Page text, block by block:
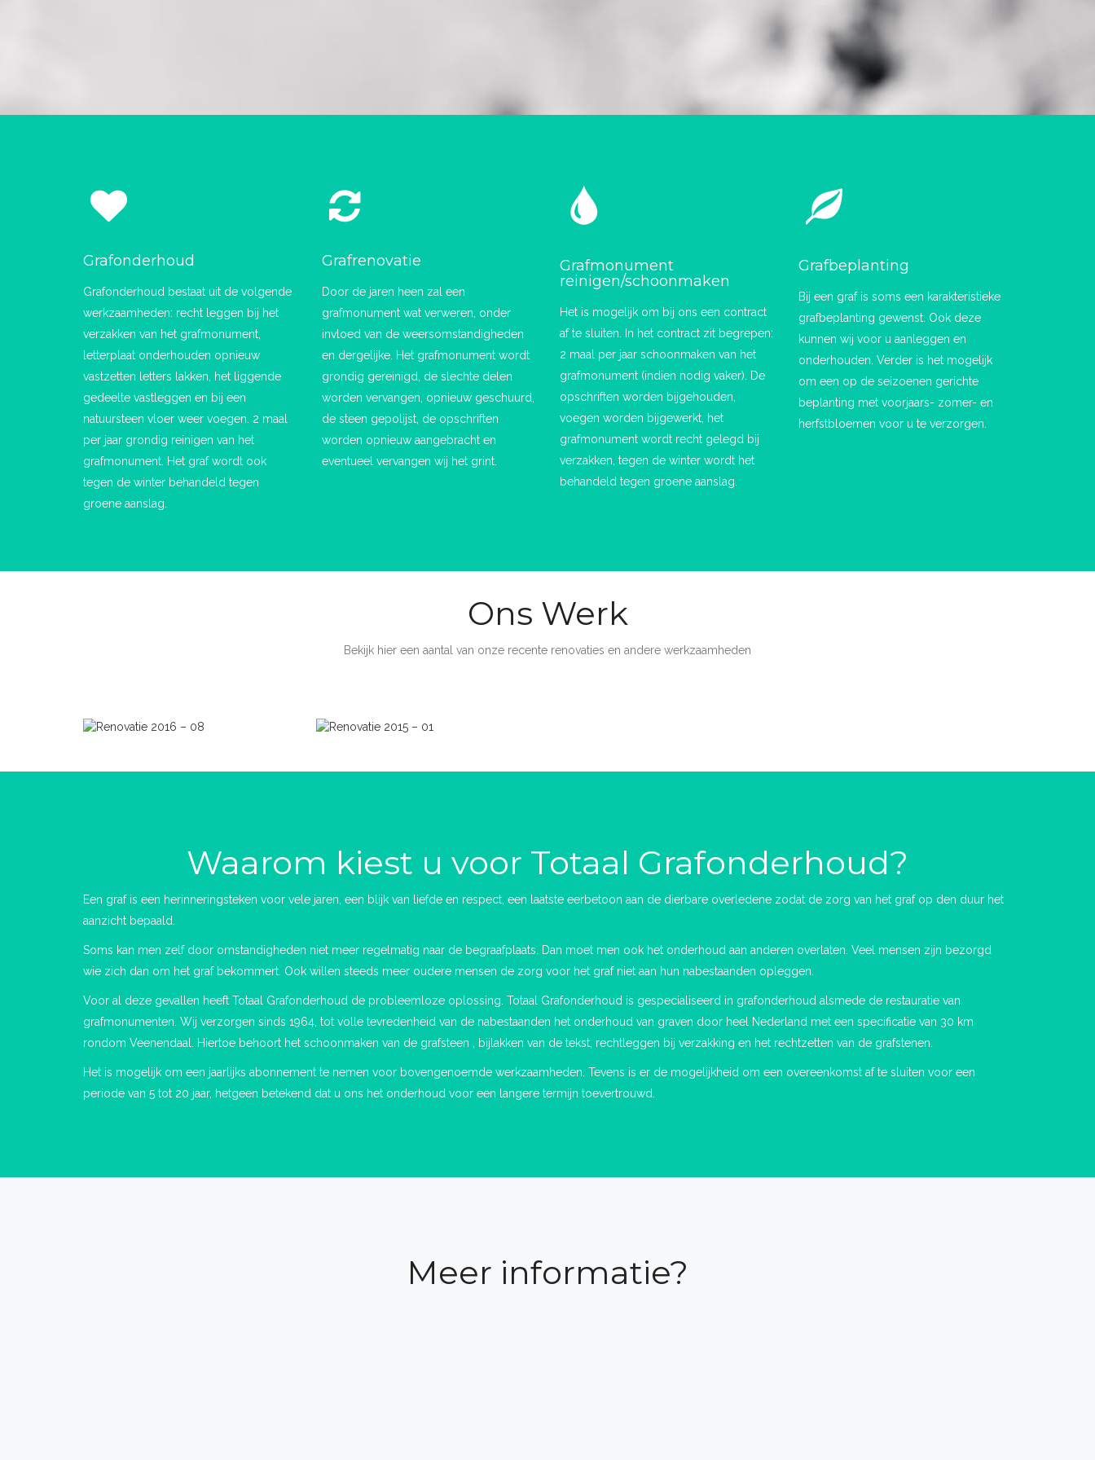
Grafonderhoud
Grafonderhoud bestaat uit de volgende
werkzaamheden: recht leggen bij het
verzakken van het grafmonument,
letterplaat onderhouden opnieuw
vastzetten letters lakken, het liggende
gedeelte vastleggen en bij een
natuursteen vloer weer voegen. 2 maal
per jaar grondig reinigen van het
grafmonument. Het graf wordt ook
tegen de winter behandeld tegen
groene aanslag.
Grafrenovatie
Door de jaren heen zal een
grafmonument wat verweren, onder
invloed van de weersomstandigheden
en dergelijke. Het grafmonument wordt
grondig gereinigd, de slechte delen
worden vervangen, opnieuw geschuurd,
de steen gepolijst, de opschriften
worden opnieuw aangebracht en
eventueel vervangen wij het grint.
Grafmonument
reinigen/schoonmaken
Het is mogelijk om bij ons een contract
af te sluiten. In het contract zit begrepen:
2 maal per jaar schoonmaken van het
grafmonument (indien nodig vaker). De
opschriften worden bijgehouden,
voegen worden bijgewerkt, het
grafmonument wordt recht gelegd bij
verzakken, tegen de winter wordt het
behandeld tegen groene aanslag.
Grafbeplanting
Bij een graf is soms een karakteristieke
grafbeplanting gewenst. Ook deze
kunnen wij voor u aanleggen en
onderhouden. Verder is het mogelijk
om een op de seizoenen gerichte
beplanting met voorjaars- zomer- en
herfstbloemen voor u te verzorgen.
Ons Werk
Bekijk hier een aantal van onze recente renovaties en andere werkzaamheden
Waarom kiest u voor Totaal Grafonderhoud?
Een graf is een herinneringsteken voor vele jaren, een blijk van liefde en respect, een laatste eerbetoon aan de dierbare overledene zodat de zorg van het graf op den duur het
aanzicht bepaald.
Soms kan men zelf door omstandigheden niet meer regelmatig naar de begraafplaats. Dan moet men ook het onderhoud aan anderen overlaten. Veel mensen zijn bezorgd
wie zich dan om het graf bekommert. Ook willen steeds meer oudere mensen de zorg voor het graf niet aan hun nabestaanden opleggen.
Voor al deze gevallen heeft Totaal Grafonderhoud de probleemloze oplossing. Totaal Grafonderhoud is gespecialiseerd in grafonderhoud alsmede de restauratie van
grafmonumenten. Wij verzorgen sinds 1964, tot volle tevredenheid van de nabestaanden het onderhoud van graven door heel Nederland met een specificatie van 30 km
rondom Veenendaal. Hiertoe behoort het schoonmaken van de grafsteen , bijlakken van de tekst, rechtleggen bij verzakking en het rechtzetten van de grafstenen.
Het is mogelijk om een jaarlijks abonnement te nemen voor bovengenoemde werkzaamheden. Tevens is er de mogelijkheid om een overeenkomst af te sluiten voor een
periode van 5 tot 20 jaar, hetgeen betekend dat u ons het onderhoud voor een langere termijn toevertrouwd.
Meer informatie?